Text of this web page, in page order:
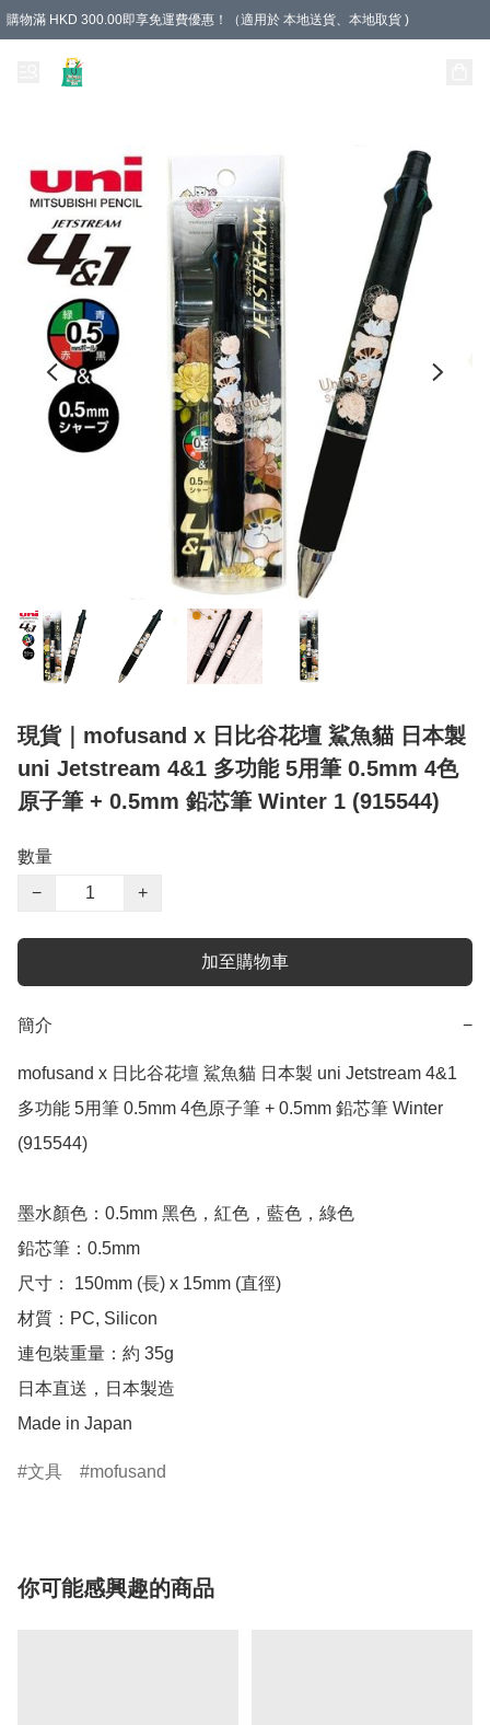
購物滿 HKD 300.00即享免運費優惠！（適用於 本地送貨、本地取貨 )
現貨｜mofusand x 日比谷花壇 鯊魚貓 日本製
uni Jetstream 4&1 多功能 5用筆 0.5mm 4色
原子筆 + 0.5mm 鉛芯筆 Winter 1 (915544)
數量
−
+
加至購物車
簡介 −
mofusand x 日比谷花壇 鯊魚貓 日本製 uni Jetstream 4&1
多功能 5用筆 0.5mm 4色原子筆 + 0.5mm 鉛芯筆 Winter
(915544)
墨水顏色：0.5mm 黑色，紅色，藍色，綠色
鉛芯筆：0.5mm
尺寸： 150mm (長) x 15mm (直徑)
材質：PC, Silicon
連包裝重量：約 35g
日本直送，日本製造
Made in Japan
文具 mofusand
你可能感興趣的商品